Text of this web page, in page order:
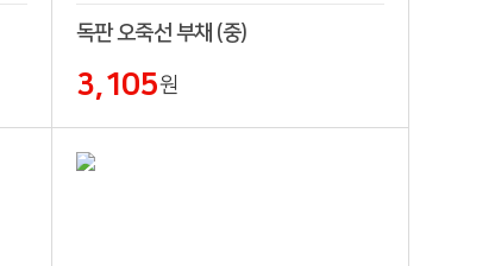
독판 오죽선 부채 (중)
3,105원